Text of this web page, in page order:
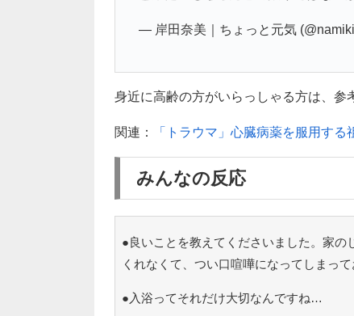
— 岸田奈美｜ちょっと元気
身近に高齢の方がいらっしゃる方は、参
関連： 「トラウマ」心臓病薬を服用す
みんなの反応
●良いことを教えてくださいました。家の
くれなくて、つい口喧嘩になってしまっ
●入浴ってそれだけ大切なんですね…